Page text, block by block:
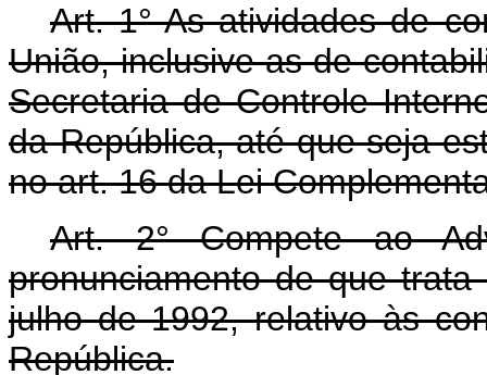
Art. 1° As atividades de
União, inclusive as de
Secretaria de Controle
da República, até que seja
no art. 16 da Lei
Art. 2° Compete ao
pronunciamento de que
julho de 1992, relativo às
República.